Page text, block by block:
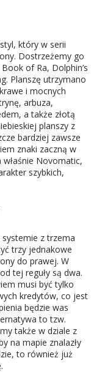
który w serii
Dostrzeżemy go
of Ra, Dolphin’s
Planszę utrzymano
i mocnych
arbuza,
a także złotą
planszy z
bardziej zawsze
znaki zaczną w
Novomatic,
szybkich,
z trzema
trzy jednakowe
do prawej. W
tej reguły są dwa.
musi być tylko
kredytów, co jest
będzie was
to tzw.
także w dziale z
na mapie znalazły
to również już